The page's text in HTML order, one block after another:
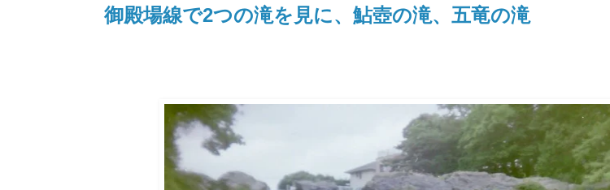
御殿場線で2つの滝を見に、鮎壺の滝、五竜の滝